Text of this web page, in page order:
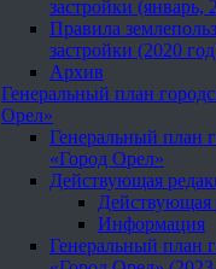
застройки (январь,
Правила
застройки (2020
Архив
Генеральный план
Орел»
Генеральный план
«Город Орел»
Действующая
Действующая
Информация
Генеральный план